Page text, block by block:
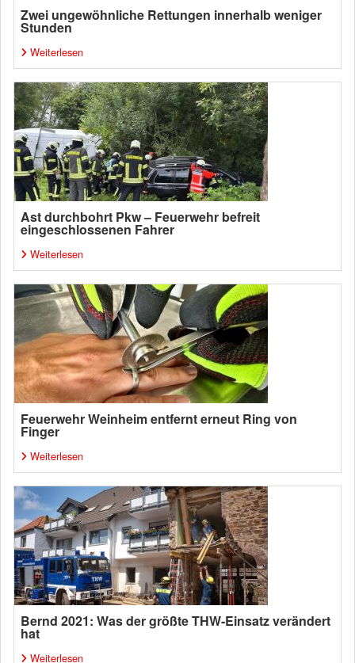
Zwei ungewöhnliche Rettungen innerhalb weniger
Stunden
Weiterlesen
Ast durchbohrt Pkw – Feuerwehr befreit
eingeschlossenen Fahrer
Weiterlesen
Feuerwehr Weinheim entfernt erneut Ring von
Finger
Weiterlesen
Bernd 2021: Was der größte THW-Einsatz verändert
hat
Weiterlesen